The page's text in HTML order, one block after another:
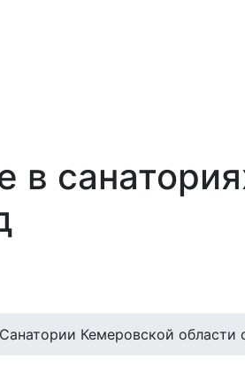
Санатории Кемеровской области